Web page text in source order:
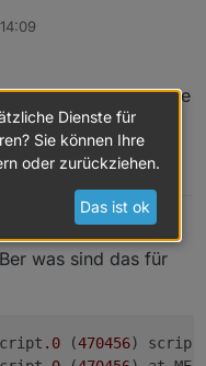
schon kurz per
Objekten im Pfad
API-Key, Ressource-
die korrekt hinterlegt?
2 „links“ zu Anlage
0
was sind das für
.0 (470456)
Dienste für
Sie können Ihre
oder zurückziehen.
Das ist ok